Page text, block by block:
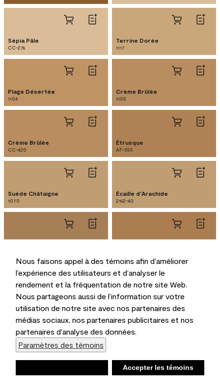
Nous faisons appel à des témoins afin d’améliorer
l’expérience des utilisateurs et d’analyser le
rendement et la fréquentation de notre site Web.
Nous partageons aussi de l’information sur votre
utilisation de notre site avec nos partenaires des
médias sociaux, nos partenaires publicitaires et nos
partenaires d’analyse des données.
Paramètres des témoins
Accepter les témoins
Sépia Pâle
CC-276
Terrine Dorée
1117
Plage Désertée
1104
Crème Brûlée
1105
Crème Brûlée
CC-420
Étrusque
AF-355
Suède Châtaigne
1070
Écaille d'Arachide
2162-40
Golden Retriever Pré Doré
Beige Foncé
2165-40